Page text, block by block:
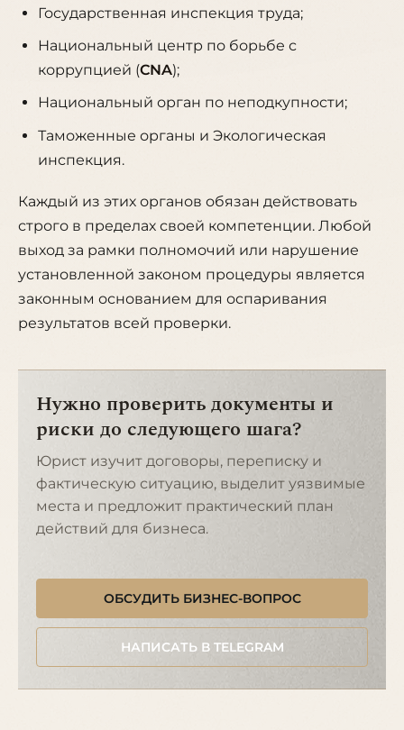
Государственная инспекция труда;
Национальный центр по борьбе с
коррупцией (CNA);
Национальный орган по неподкупности;
Таможенные органы и Экологическая
инспекция.
Каждый из этих органов обязан действовать
строго в пределах своей компетенции. Любой
выход за рамки полномочий или нарушение
установленной законом процедуры является
законным основанием для оспаривания
результатов всей проверки.
Нужно проверить документы и
риски до следующего шага?
Юрист изучит договоры, переписку и
фактическую ситуацию, выделит уязвимые
места и предложит практический план
действий для бизнеса.
ОБСУДИТЬ БИЗНЕС-ВОПРОС
НАПИСАТЬ В TELEGRAM